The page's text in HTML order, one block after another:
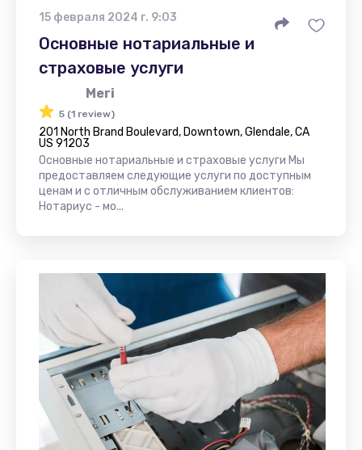
15 февраля 2024 г. 9:03
Основные нотариальные и
страховые услуги
Meri
5 (1 review)
201 North Brand Boulevard, Downtown, Glendale, CA
US 91203
Основные нотариальные и страховые услуги Мы
предоставляем следующие услуги по доступным
ценам и с отличным обслуживанием клиентов:
Нотариус - мо...